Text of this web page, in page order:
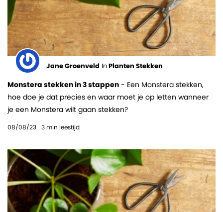
Jane Groenveld InPlanten Stekken
Monstera stekken in 3 stappen - Een Monstera stekken,
hoe doe je dat precies en waar moet je op letten wanneer
je een Monstera wilt gaan stekken?
08/08/23 3 min leestijd